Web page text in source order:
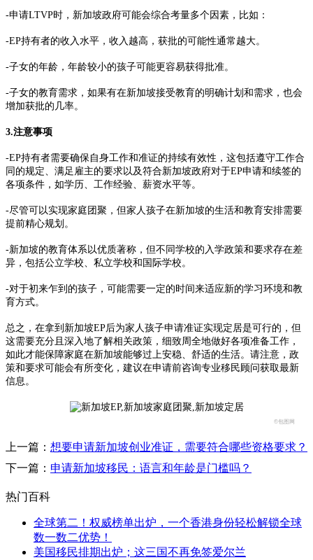
-申请LTVP时，新加坡政府可能会综合考量多个因素，比如：
-EP持有者的收入水平，收入越高，获批的可能性通常越大。
-子女的年龄，年龄较小的孩子可能更容易获得批准。
-子女的教育需求，如果有在新加坡接受教育的明确计划和需求，也会
增加获批的几率。
3.注意事项
-EP持有者需要确保自身工作和准证的持续有效性，这包括遵守工作合
同的规定、满足雇主的要求以及符合新加坡政府对于EP申请和续签的
各项条件，如学历、工作经验、薪资水平等。
-尽管可以实现家庭团聚，但家人孩子在新加坡的生活和教育安排需要
提前精心规划。
-新加坡的教育体系以优质著称，但不同学校的入学政策和要求存在差
异，包括公立学校、私立学校和国际学校。
-对于初来乍到的孩子，可能需要一定的时间来适应新的学习环境和教
育方式。
总之，在拿到新加坡EP后为家人孩子申请准证实现定居是可行的，但
这需要充分且深入地了解相关政策，细致周全地做好各项准备工作，
如此才能保障家庭在新加坡能够过上安稳、舒适的生活。请注意，政
策和要求可能会有所变化，建议在申请前咨询专业移民顾问获取最新
信息。
©包图网
上一篇： 想要申请新加坡创业准证，需要符合哪些资格要求？
下一篇： 申请新加坡移民：语言和年龄是门槛吗？
热门百科
全球第二！权威榜单出炉，一个香港身份轻松解锁全球
数一数二优势！
美国移民排期出炉；这三国不再免签爱尔兰